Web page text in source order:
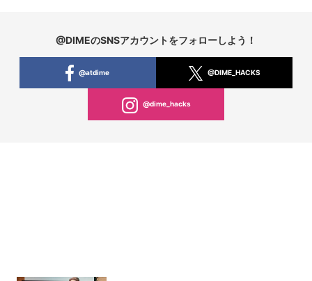
@DIMEのSNSアカウントをフォローしよう！
@atdime @DIME_HACKS
@dime_hacks